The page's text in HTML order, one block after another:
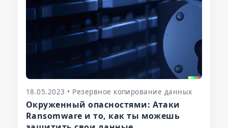
18.05.2023 • Резервное копирование данных
Окруженный опасностями: Атаки
Ransomware и то, как ты можешь